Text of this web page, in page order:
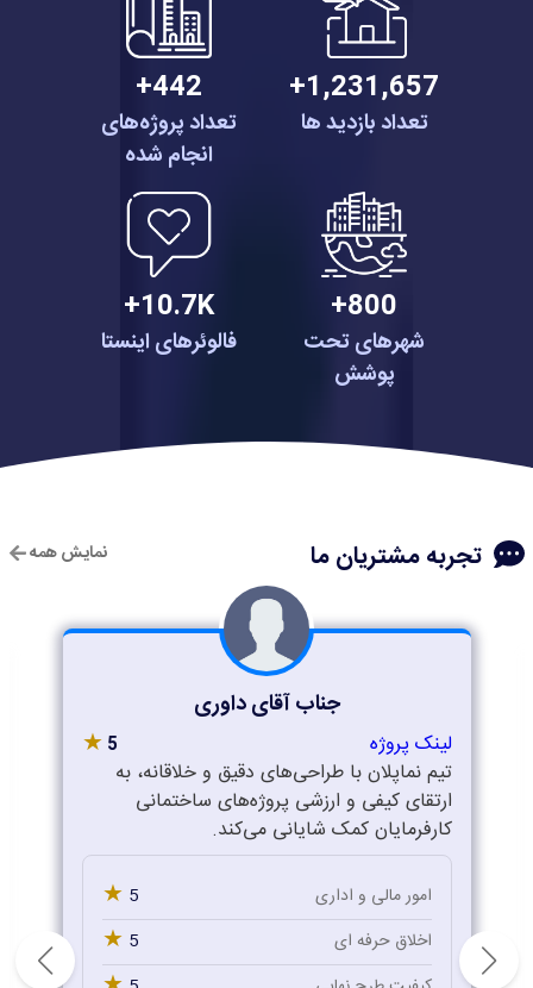
1,231,657+
تعداد بازدید ها
442+
تعداد پروژه‌های
انجام شده
800+
شهرهای تحت
پوشش
10.7K+
فالوئرهای اینستا
تجربه مشتریان ما نمایش همه
جناب آقای داوری
لینک پروژه 5
★
تیم نماپلان با طراحی‌های دقیق و خلاقانه، به
ارتقای کیفی و ارزشی پروژه‌های ساختمانی
کارفرمایان کمک شایانی می‌کند.
امور مالی و اداری 5
★
اخلاق حرفه ای 5
★